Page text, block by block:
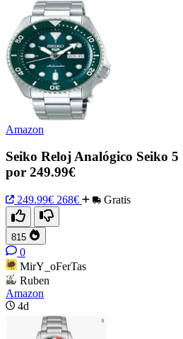
Amazon
Seiko Reloj Analógico Seiko
por 249.99€
249.99€ 268€ Gratis
815
0
MirY_oFerTas
Ruben
Amazon
4d